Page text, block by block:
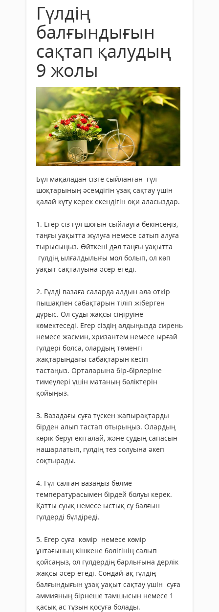
Гүлдің
балғындығын
сақтап қалудың
9 жолы
Бұл мақаладан сізге сыйланған гүл
шоқтарының әсемдігін ұзақ сақтау үшін
қалай күту керек екендігін оқи аласыздар.
1. Егер сіз гүл шоғын сыйлауға бекінсеңіз,
таңғы уақытта жұлуға немесе сатып алуға
тырысыңыз. Өйткені дәл таңғы уақытта
гүлдің ылғалдылығы мол болып, ол көп
уақыт сақталуына әсер етеді.
2. Гүлді вазаға саларда алдын ала өткір
пышақпен сабақтарын тіліп жіберген
дұрыс. Ол суды жақсы сіңіруіне
көмектеседі. Егер сіздің алдыңызда сирень
немесе жасмин, хризантем немесе ырғай
гүлдері болса, олардың төменгі
жақтарындағы сабақтарын кесіп
тастаңыз. Орталарына бір-бірлеріне
тимеулері үшін матаның бөліктерін
қойыңыз.
3. Вазадағы суға түскен жапырақтарды
бірден алып тастап отырыңыз. Олардың
көрік беруі екіталай, және судың сапасын
нашарлатып, гүлдің тез солуына әкеп
соқтырады.
4. Гүл салған вазаңыз бөлме
температурасымен бірдей болуы керек.
Қатты суық немесе ыстық су балғын
гүлдерді бүлдіреді.
5. Егер суға көмір немесе көмір
ұнтағының кішкене бөлігінің салып
қойсаңыз, ол гүлдердің барлығына дерлік
жақсы әсер етеді. Сондай-ақ гүлдің
балғындығын ұзақ уақыт сақтау үшін суға
аммияның бірнеше тамшысын немесе 1
қасық ас тұзын қосуға болады.